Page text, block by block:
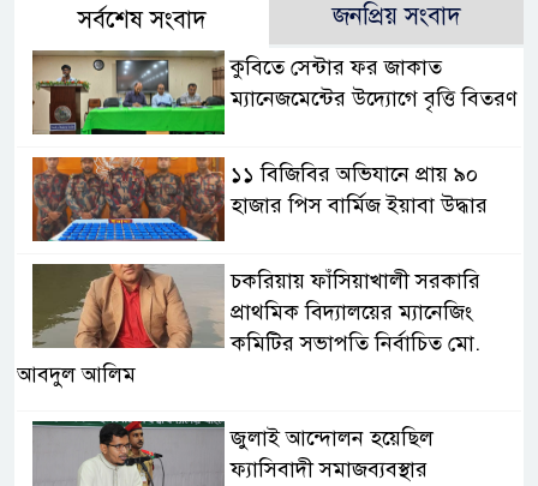
সর্বশেষ সংবাদ জনপ্রিয় সংবাদ
কুবিতে সেন্টার ফর জাকাত
ম্যানেজমেন্টের উদ্যোগে বৃত্তি বিতরণ
১১ বিজিবির অভিযানে প্রায় ৯০
হাজার পিস বার্মিজ ইয়াবা উদ্ধার
চকরিয়ায় ফাঁসিয়াখালী সরকারি
প্রাথমিক বিদ্যালয়ের ম্যানেজিং
কমিটির সভাপতি নির্বাচিত মো.
আবদুল আলিম
জুলাই আন্দোলন হয়েছিল
ফ্যাসিবাদী সমাজব্যবস্থার